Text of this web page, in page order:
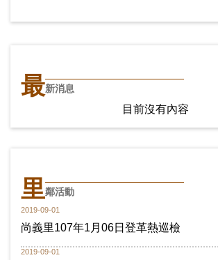
最新消息
目前沒有內容
里鄰活動
2019-09-01
尚義里107年1月06日登革熱巡檢
2019-09-01